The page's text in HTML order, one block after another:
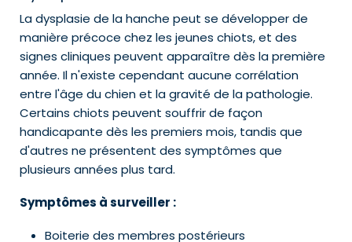
La dysplasie de la hanche peut se développer de
manière précoce chez les jeunes chiots, et des
signes cliniques peuvent apparaître dès la première
année. Il n'existe cependant aucune corrélation
entre l'âge du chien et la gravité de la pathologie.
Certains chiots peuvent souffrir de façon
handicapante dès les premiers mois, tandis que
d'autres ne présentent des symptômes que
plusieurs années plus tard.
Symptômes à surveiller :
Boiterie des membres postérieurs